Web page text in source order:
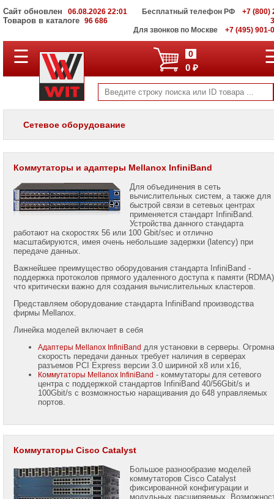
Сайт обновлен 06.08.2026 22:01
Товаров в каталоге 96 686
Бесплатный телефон РФ
+7 (800)
Для звонков по Москве
+7 (495) 901-
Оборудование
InfiniBand
Коммутаторы
Модульные
коммутаторы
Коммутаторы
Cisco
Маршрутизаторы
Cisco
Межсетевые
Cisco
Cisco
телефония
Беспроводные
решения
Cisco
Гарантия
оборудование
Mobile:
(985)
768-
☰ 0
0 ₽
Сетевое оборудование
Коммутаторы и адаптеры Mellanox InfiniBand
Для объединения в сеть
вычислительных систем, а также для
быстрой связи в сетевых центрах
применяется стандарт InfiniBand.
Устройства данного стандарта
работают на скоростях 56 или 100 Gbit/sec и отлично
масштабируются, имея очень небольшие задержки (latency) при
передаче данных.
Важнейшее преимущество оборудования стандарта InfiniBand -
поддержка протоколов прямого удаленного доступа к памяти
что критически важно для создания вычислительных кластеров.
Представляем оборудование стандарта InfiniBand производства
фирмы Mellanox.
Линейка моделей включает в себя
Адаптеры Mellanox InfiniBand для установки в серверы.
скорость передачи данных требует наличия в серверах
разъемов PCI Express версии 3.0 шириной x8 или x16,
Коммутаторы Mellanox InfiniBand - коммутаторы для сетевого
центра с поддержкой стандартов InfiniBand 40/56Gbit/s и
100Gbit/s с возможностью наращивания до 648 управляемых
портов.
Коммутаторы Cisco Catalyst
Большое разнообразие моделей
коммутаторов Cisco Catalyst
фиксированной конфигурации и
модульных расширяемых.